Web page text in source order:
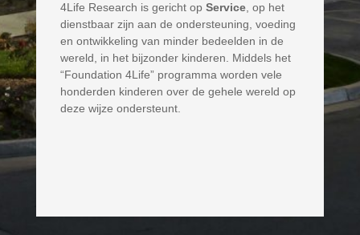
4Life Research is gericht op Service, op het
dienstbaar zijn aan de ondersteuning, voeding
en ontwikkeling van minder bedeelden in de
wereld, in het bijzonder kinderen. Middels het
“Foundation 4Life” programma worden vele
honderden kinderen over de gehele wereld op
deze wijze ondersteunt.